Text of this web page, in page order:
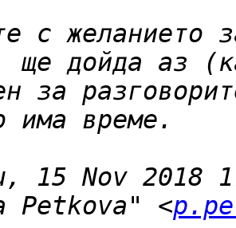
с желанието
за
Petkova" <